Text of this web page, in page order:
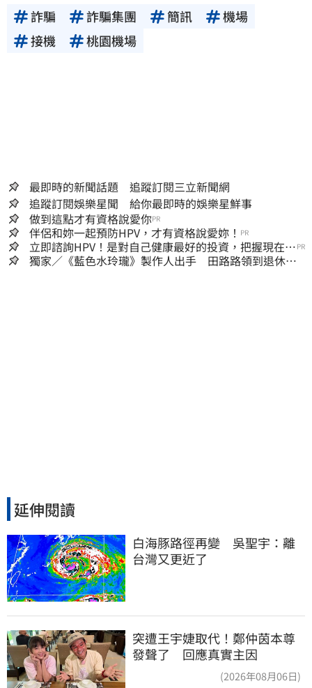
詐騙 詐騙集團 簡訊
機場
接機
桃園機場
最即時的新聞話題 追蹤訂閱三立新聞網
追蹤訂閱娛樂星聞 給你最即時的娛樂星鮮事
做到這點才有資格說愛你PR
伴侶和妳一起預防HPV，才有資格說愛妳！ PR
立即諮詢HPV！是對自己健康最好的投資，把握現在不
嫌晚！
PR
獨家／《藍色水玲瓏》製作人出手 田路路領到退休
延伸閱讀
白海豚路徑再變　吳聖宇：離
台灣又更近了
突遭王宇婕取代！鄭仲茵本尊
發聲了 回應真實主因
(2026年08月06日)